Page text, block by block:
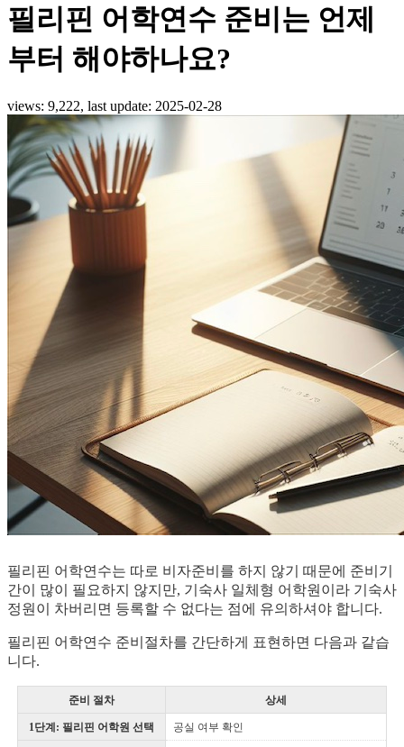
필리핀 어학연수 준비는 언제
부터 해야하나요?
views: 9,222, last update: 2025-02-28
필리핀 어학연수는 따로 비자준비를 하지 않기 때문에 준비기
간이 많이 필요하지 않지만, 기숙사 일체형 어학원이라 기숙사
정원이 차버리면 등록할 수 없다는 점에 유의하셔야 합니다.
필리핀 어학연수 준비절차를 간단하게 표현하면 다음과 같습
니다.
준비 절차 상세
1단계: 필리핀 어학원 선택 공실 여부 확인